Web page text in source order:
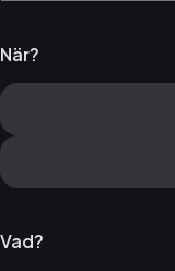
När?
Vad?